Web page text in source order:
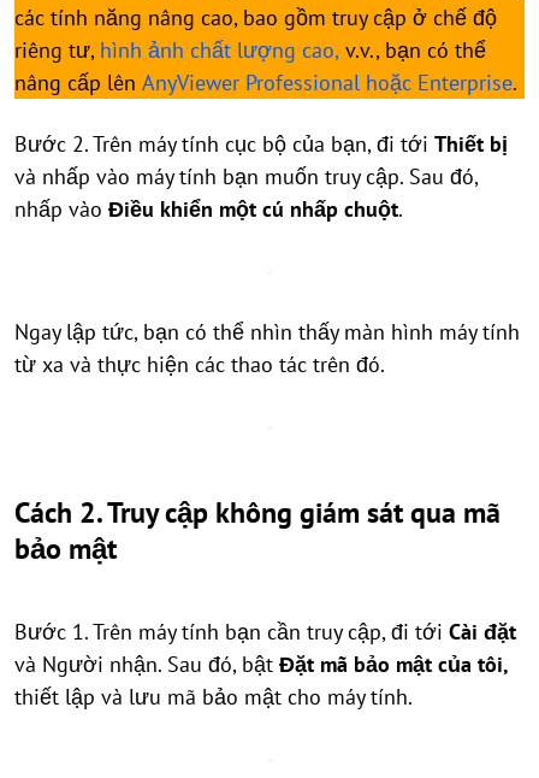
các tính năng nâng cao, bao gồm truy cập ở chế độ
riêng tư, hình ảnh chất lượng cao, v.v., bạn có thể
nâng cấp lên AnyViewer Professional hoặc Enterprise.
Bước 2. Trên máy tính cục bộ của bạn, đi tới Thiết bị
và nhấp vào máy tính bạn muốn truy cập. Sau đó,
nhấp vào Điều khiển một cú nhấp chuột.
Ngay lập tức, bạn có thể nhìn thấy màn hình máy tính
từ xa và thực hiện các thao tác trên đó.
Cách 2. Truy cập không giám sát qua mã
bảo mật
Bước 1. Trên máy tính bạn cần truy cập, đi tới Cài đặt
và Người nhận. Sau đó, bật Đặt mã bảo mật của tôi,
thiết lập và lưu mã bảo mật cho máy tính.